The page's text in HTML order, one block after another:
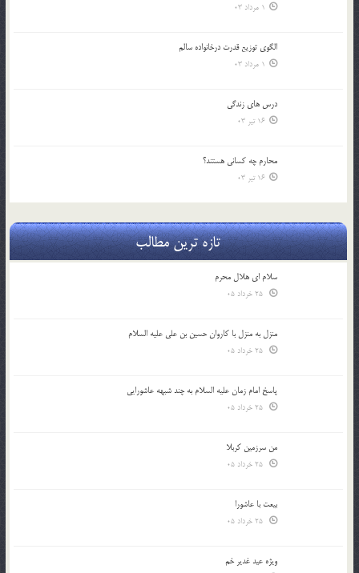
1 مرداد 03
الگوي توزيع قدرت درخانواده سالم
1 مرداد 03
درس هاي زندگي
16 تیر 03
محارم چه کساني هستند؟
16 تیر 03
تازه ترین مطالب
سلام ای هلال محرم
منزل به منزل با کاروان حسین بن علی علیه السلام
پاسخ امام زمان علیه السلام به چند شبهه عاشورایی
من سرزمین کربلا
بیعت با عاشورا
ویژه عید غدیر خم